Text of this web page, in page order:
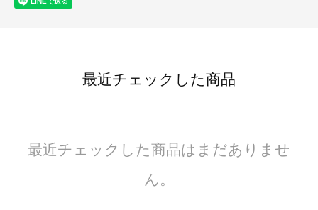
最近チェックした商品
最近チェックした商品はまだありませ
ん。